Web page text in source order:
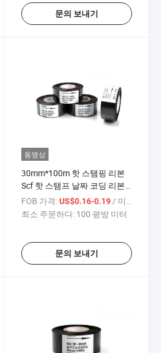
문의 보내기
동영상
30mm*100m 핫 스탬핑 리본
Scf 핫 스탬프 날짜 코딩 리본
검정 핫 스탬핑 포일
FOB 가격: US$0.16-0.19 / 미터
최소 주문하다: 100 평방 미터
문의 보내기